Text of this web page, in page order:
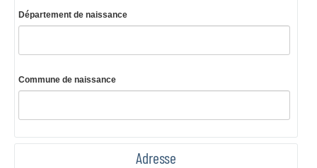
Département de naissance
Commune de naissance
Adresse